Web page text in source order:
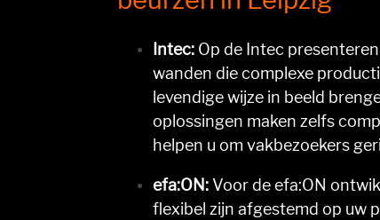
Intec: Op de Intec
wanden die complexe
levendige wijze in beeld
oplossingen maken zelfs
helpen u om vakbezoekers
efa:ON: Voor de efa:ON
flexibel zijn afgestemd op uw